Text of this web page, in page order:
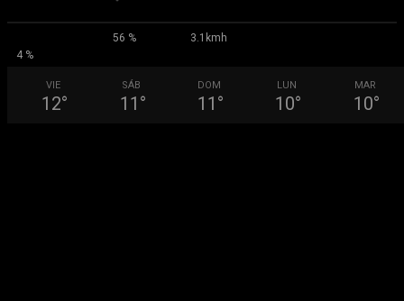
56 %
3.1kmh
4 %
VIE
12°
SÁB
11 °
DOM
11 °
LUN
10°
MAR
10°